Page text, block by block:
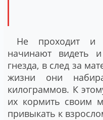
Не проходит и
начинают видеть
гнезда, в след за
жизни они
килограммов. К
их кормить своим
привыкать к